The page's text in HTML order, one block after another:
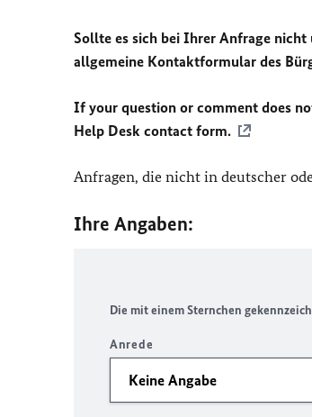
Sollte es sich bei Ihrer Anfrage nicht
allgemeine Kontaktformular des
If your question or comment does
Help Desk contact form.
Anfragen, die nicht in deutscher
Ihre Angaben:
Die mit einem Sternchen
Anrede